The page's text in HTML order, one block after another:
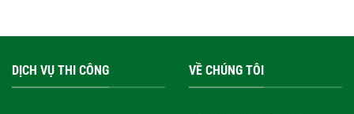
DỊCH VỤ THI CÔNG VỀ CHÚNG TÔI